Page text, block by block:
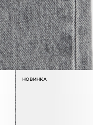
НОВИНКА